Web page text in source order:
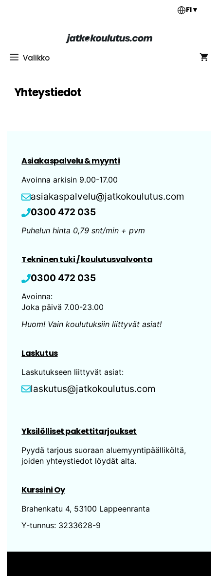
FI▼
Valikko
Yhteystiedot
Asiakaspalvelu & myynti
Avoinna arkisin 9.00-17.00
asiakaspalvelu@jatkokoulutus.com
0300 472 035
Puhelun hinta 0,79 snt/min + pvm
Tekninen tuki / koulutusvalvonta
0300 472 035
Avoinna:
Joka päivä 7.00-23.00
Huom! Vain koulutuksiin liittyvät asiat!
Laskutus
Laskutukseen liittyvät asiat:
laskutus@jatkokoulutus.com
Yksilölliset pakettitarjoukset
Pyydä tarjous suoraan aluemyyntipäälliköltä,
joiden yhteystiedot löydät alta.
Kurssini Oy
Brahenkatu 4, 53100 Lappeenranta
Y-tunnus: 3233628-9